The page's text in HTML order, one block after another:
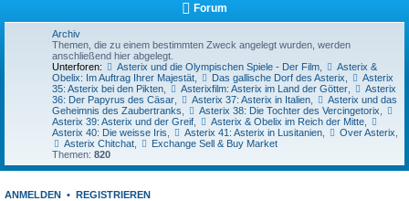
h
l
i
e
n
s
o
j
e
k
t
e
Forum
Archiv
Themen, die zu einem bestimmten Zweck angelegt wurden, werden
anschließend hier abgelegt.
Unterforen:
Asterix und die Olympischen Spiele - Der Film,
Asterix &
Obelix: Im Auftrag Ihrer Majestät
Das gallische Dorf des Asterix
Asterix
35: Asterix bei den Pikten
Asterixfilm: Asterix im Land der Götter,
Asterix
36: Der Papyrus des Cäsar
Asterix 37: Asterix in Italien,
Asterix und das
Geheimnis des Zaubertranks
Asterix 38: Die Tochter des Vercingetorix
Asterix 39: Asterix und der Greif
Asterix & Obelix im Reich der Mitte,
Asterix 40: Die weisse Iris
Asterix 41: Asterix in Lusitanien, Over Asterix
Asterix Chitchat,
Exchange Sell & Buy Market
Themen: 820
ANMELDEN • REGISTRIEREN